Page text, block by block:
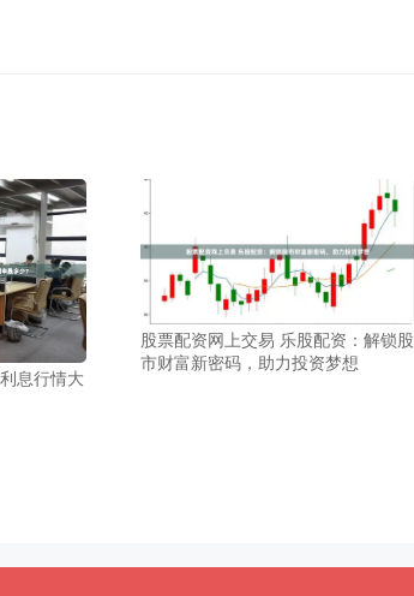
息行情大
股票配资网上交易 乐股配资：解锁股
市财富新密码，助力投资梦想